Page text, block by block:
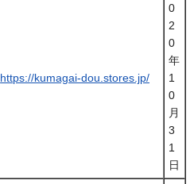
https://kumagai-dou.stores.jp/
0
2
0
年
1
0
月
3
1
日